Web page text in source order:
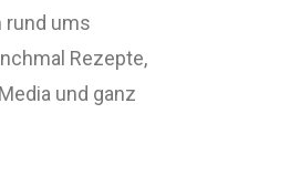
rund ums
Rezepte,
und ganz